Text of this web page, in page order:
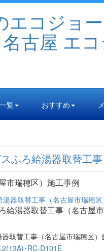
覧 おすすめ
ふろ給湯器取替工事
市瑞穂区）施工事例
湯器取替工事（名古屋
取替工事（名古屋市瑞穂区）